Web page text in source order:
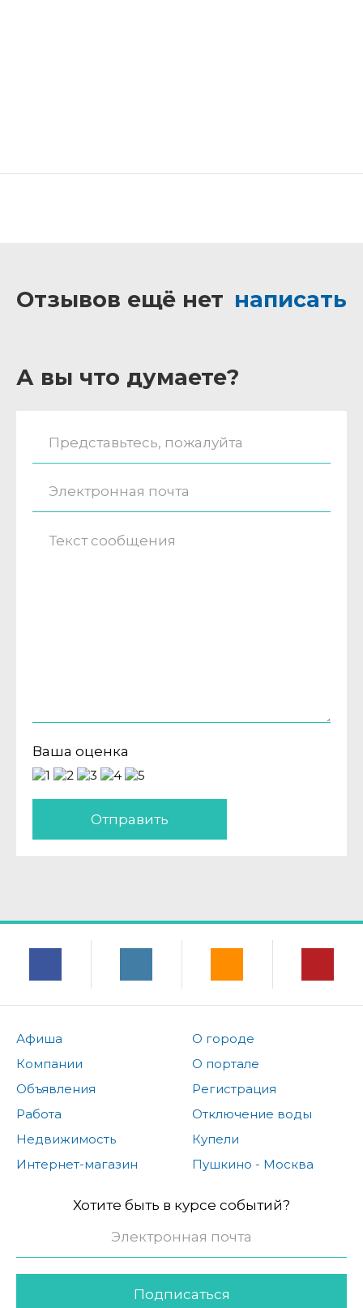
Отзывов ещё нет написать
А вы что думаете?
Ваша оценка
Отправить
Афиша
Компании
Объявления
Работа
Недвижимость
Интернет-магазин
О городе
О портале
Регистрация
Отключение воды
Купели
Пушкино - Москва
Хотите быть в курсе событий?
Подписаться